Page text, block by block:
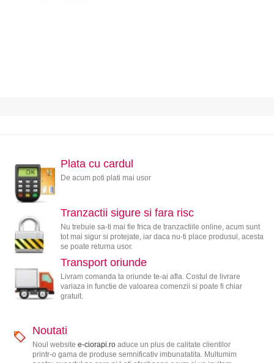
Plata cu cardul
De acum poti plati mai usor
Tranzactii sigure si fara risc
Nu trebuie sa-ti mai fie frica de tranzactiile online, acum sunt
tot mai sigur si protejate, iar daca nu-ti place produsul, acesta
se poate returna usor.
Transport oriunde
Livram comanda ta oriunde te-ai afla. Costul de livrare
variaza in functie de valoarea comenzii si poate fi chiar
gratuit.
Noutati
Noul website e-ciorapi.roaduce un plus de calitate clientilor
printr-o gama de produse semnificativ imbunatatita. Multumim